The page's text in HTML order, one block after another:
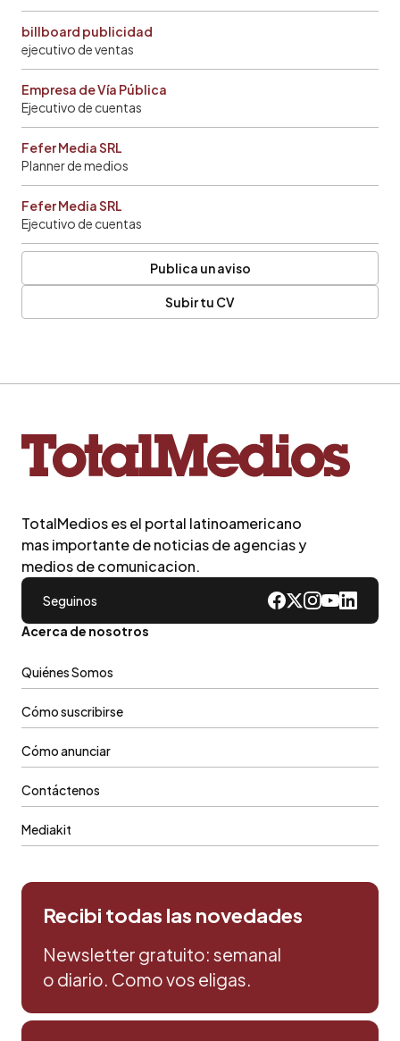
billboard publicidad
ejecutivo de ventas
Empresa de Vía Pública
Ejecutivo de cuentas
Fefer Media SRL
Planner de medios
Fefer Media SRL
Ejecutivo de cuentas
Publica un aviso
Subir tu CV
TotalMedios es el portal latinoamericano
mas importante de noticias de agencias y
medios de comunicacion.
Seguinos
Acerca de nosotros
Quiénes Somos
Cómo suscribirse
Cómo anunciar
Contáctenos
Mediakit
Recibi todas las novedades
Newsletter gratuito: semanal
o diario. Como vos eligas.